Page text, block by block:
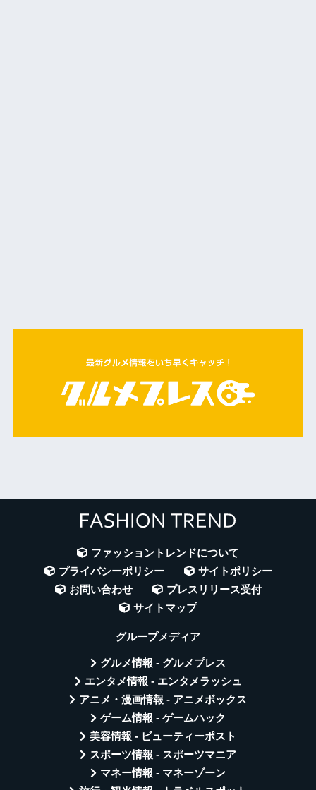
ファッショントレンドについて
プライバシーポリシー
サイトポリシー
お問い合わせ
プレスリリース受付
サイトマップ
グループメディア
グルメ情報 - グルメプレス
エンタメ情報 - エンタメラッシュ
アニメ・漫画情報 - アニメボックス
ゲーム情報 - ゲームハック
美容情報 - ビューティーポスト
スポーツ情報 - スポーツマニア
マネー情報 - マネーゾーン